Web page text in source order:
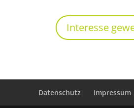
Interesse
Datenschutz Impressum